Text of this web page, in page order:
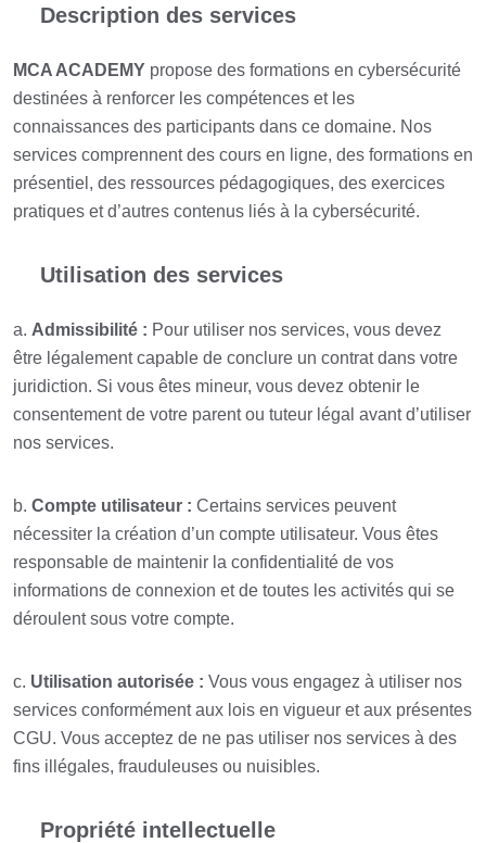
Description des services
MCA ACADEMY propose des formations en cybersécurité
destinées à renforcer les compétences et les
connaissances des participants dans ce domaine. Nos
services comprennent des cours en ligne, des formations en
présentiel, des ressources pédagogiques, des exercices
pratiques et d’autres contenus liés à la cybersécurité.
Utilisation des services
a. Admissibilité : Pour utiliser nos services, vous devez
être légalement capable de conclure un contrat dans votre
juridiction. Si vous êtes mineur, vous devez obtenir le
consentement de votre parent ou tuteur légal avant d’utiliser
nos services.
b. Compte utilisateur : Certains services peuvent
nécessiter la création d’un compte utilisateur. Vous êtes
responsable de maintenir la confidentialité de vos
informations de connexion et de toutes les activités qui se
déroulent sous votre compte.
c. Utilisation autorisée : Vous vous engagez à utiliser nos
services conformément aux lois en vigueur et aux présentes
CGU. Vous acceptez de ne pas utiliser nos services à des
fins illégales, frauduleuses ou nuisibles.
Propriété intellectuelle